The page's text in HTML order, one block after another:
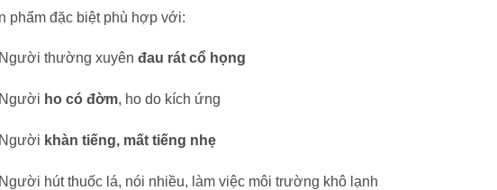
phẩm đặc biệt phù hợp với:
thường xuyênđau rát cổ họng
ho có đờm, ho do kích ứng
khàn tiếng, mất tiếng nhẹ
hút thuốc lá, nói nhiều, làm việc môi trường khô lạnh